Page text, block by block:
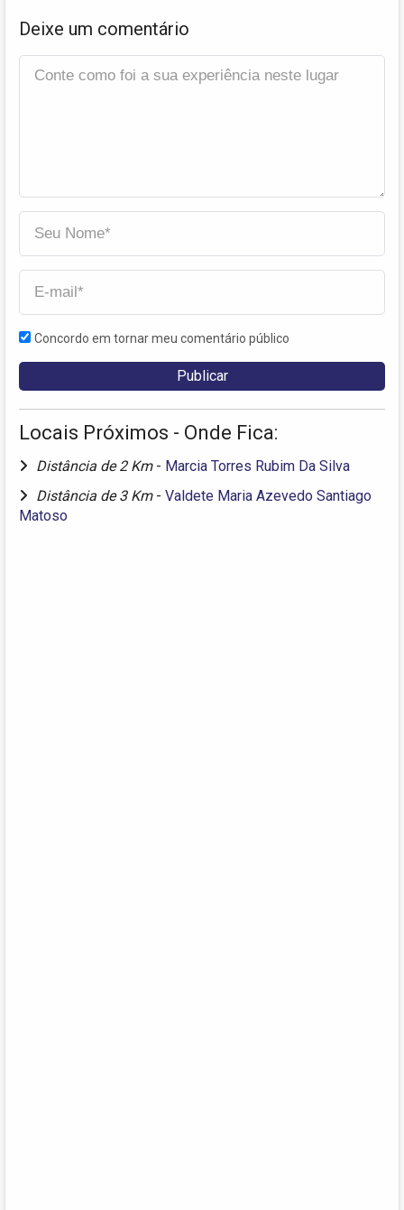
Deixe um comentário
Concordo em tornar meu comentário público
Locais Próximos - Onde Fica:
Distância de 2 Km - Marcia Torres Rubim Da Silva
Distância de 3 Km - Valdete Maria Azevedo Santiago
Matoso